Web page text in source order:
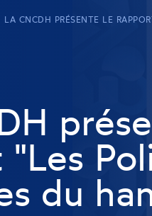
LA CNCDH PRÉSENTE LE
"Les
du